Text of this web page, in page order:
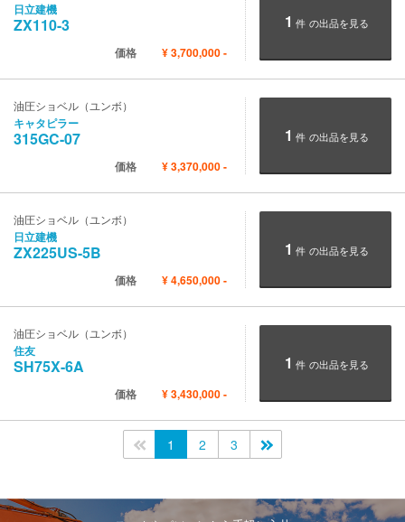
日立建機
ZX110-3
価格 ¥3,700,000-
1 件 の出品を見る
油圧ショベル（ユンボ）
キャタピラー
315GC-07
価格 ¥3,370,000-
1 件 の出品を見る
油圧ショベル（ユンボ）
日立建機
ZX225US-5B
価格 ¥4,650,000-
1 件 の出品を見る
油圧ショベル（ユンボ）
住友
SH75X-6A
価格 ¥3,430,000-
1 件 の出品を見る
<<1 2 3